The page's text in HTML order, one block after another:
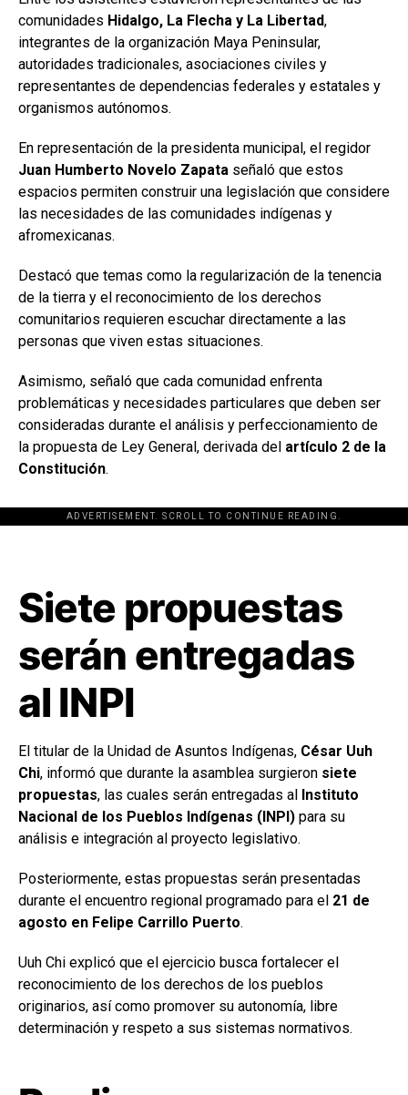
comunidades Hidalgo, La Flecha y La Libertad,
integrantes de la organización Maya Peninsular,
autoridades tradicionales, asociaciones civiles y
representantes de dependencias federales y estatales y
organismos autónomos.
En representación de la presidenta municipal, el regidor
Juan Humberto Novelo Zapata señaló que estos
espacios permiten construir una legislación que considere
las necesidades de las comunidades indígenas y
afromexicanas.
Destacó que temas como la regularización de la tenencia
de la tierra y el reconocimiento de los derechos
comunitarios requieren escuchar directamente a las
personas que viven estas situaciones.
Asimismo, señaló que cada comunidad enfrenta
problemáticas y necesidades particulares que deben ser
consideradas durante el análisis y perfeccionamiento de
la propuesta de Ley General, derivada del artículo 2 de la
Constitución.
ADVERTISEMENT. SCROLL TO CONTINUE READING.
[adsforwp id="243463"]
Siete propuestas
serán entregadas
al INPI
El titular de la Unidad de Asuntos Indígenas, César Uuh
Chi, informó que durante la asamblea surgieron siete
propuestas, las cuales serán entregadas al
Instituto
Nacional de los Pueblos Indígenas (INPI) para su
análisis e integración al proyecto legislativo.
Posteriormente, estas propuestas serán presentadas
durante el encuentro regional programado para el 21 de
agosto en Felipe Carrillo Puerto.
Uuh Chi explicó que el ejercicio busca fortalecer el
reconocimiento de los derechos de los pueblos
originarios, así como promover su autonomía, libre
determinación y respeto a sus sistemas normativos.